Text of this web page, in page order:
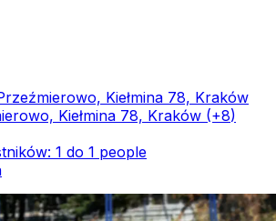
Kiełmina 78, Kraków
Kiełmina 78, Kraków (+8)
1 do 1 people